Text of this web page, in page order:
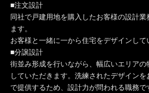
■注文設計
同社で戸建用地を購入したお客様の設計業
ます。
お客様と一緒に一から住宅をデザインして
■分譲設計
街並み形成を行いながら、幅広いエリアの
していただきます。洗練されたデザイン
で提供するため、設計力が問われる職務で